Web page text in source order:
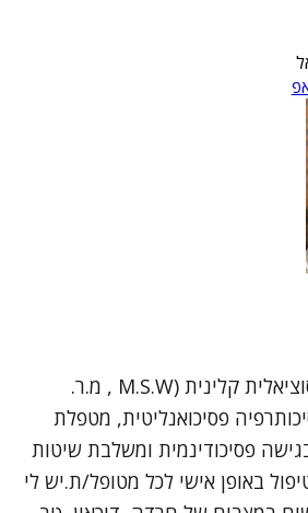
שמי מור, אני עובדת סוציאלית קלינית (M.S.W , מ.ר.
פסיכואנליטית, מטפלת
ומעלה) בגישה פסיכודינמית ומשלבת שיטות
באופן אישי לכל מטופל/ת.יש לי